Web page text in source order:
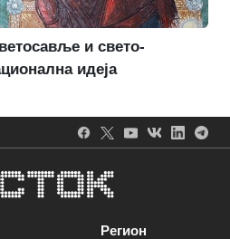
и свето-
идеја
Регион